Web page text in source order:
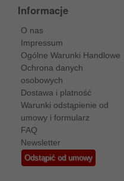
Informacje
O nas
Impressum
Ogólne Warunki Handlowe
Ochrona danych
osobowych
Dostawa i platność
Warunki odstąpienie od
umowy i formularz
FAQ
Newsletter
Odstąpić od umowy